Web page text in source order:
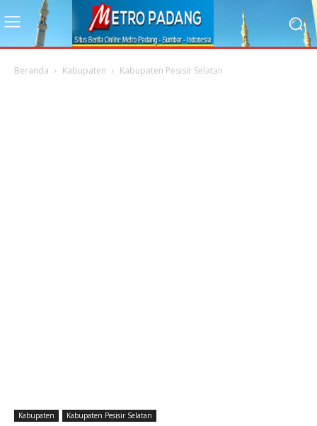
Beranda Kabupaten Kabupaten Pesisir Selatan
Kabupaten Kabupaten Pesisir Selatan